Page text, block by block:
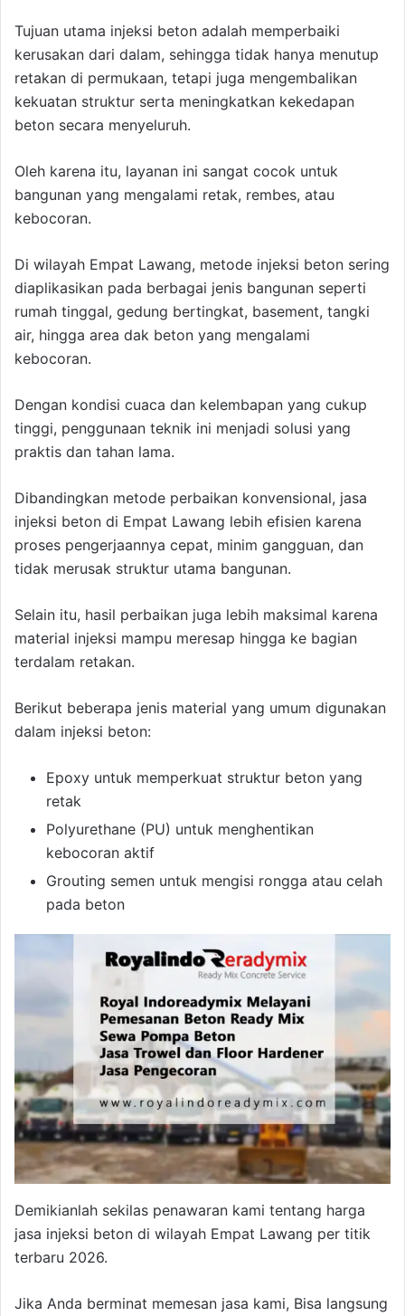
Tujuan utama injeksi beton adalah memperbaiki
kerusakan dari dalam, sehingga tidak hanya menutup
retakan di permukaan, tetapi juga mengembalikan
kekuatan struktur serta meningkatkan kekedapan
beton secara menyeluruh.
Oleh karena itu, layanan ini sangat cocok untuk
bangunan yang mengalami retak, rembes, atau
kebocoran.
Di wilayah Empat Lawang, metode injeksi beton sering
diaplikasikan pada berbagai jenis bangunan seperti
rumah tinggal, gedung bertingkat, basement, tangki
air, hingga area dak beton yang mengalami
kebocoran.
Dengan kondisi cuaca dan kelembapan yang cukup
tinggi, penggunaan teknik ini menjadi solusi yang
praktis dan tahan lama.
Dibandingkan metode perbaikan konvensional, jasa
injeksi beton di Empat Lawang lebih efisien karena
proses pengerjaannya cepat, minim gangguan, dan
tidak merusak struktur utama bangunan.
Selain itu, hasil perbaikan juga lebih maksimal karena
material injeksi mampu meresap hingga ke bagian
terdalam retakan.
Berikut beberapa jenis material yang umum digunakan
dalam injeksi beton:
Epoxy untuk memperkuat struktur beton yang
retak
Polyurethane (PU) untuk menghentikan
kebocoran aktif
Grouting semen untuk mengisi rongga atau celah
pada beton
Demikianlah sekilas penawaran kami tentang harga
jasa injeksi beton di wilayah Empat Lawang per titik
terbaru 2026.
Jika Anda berminat memesan jasa kami, Bisa langsung